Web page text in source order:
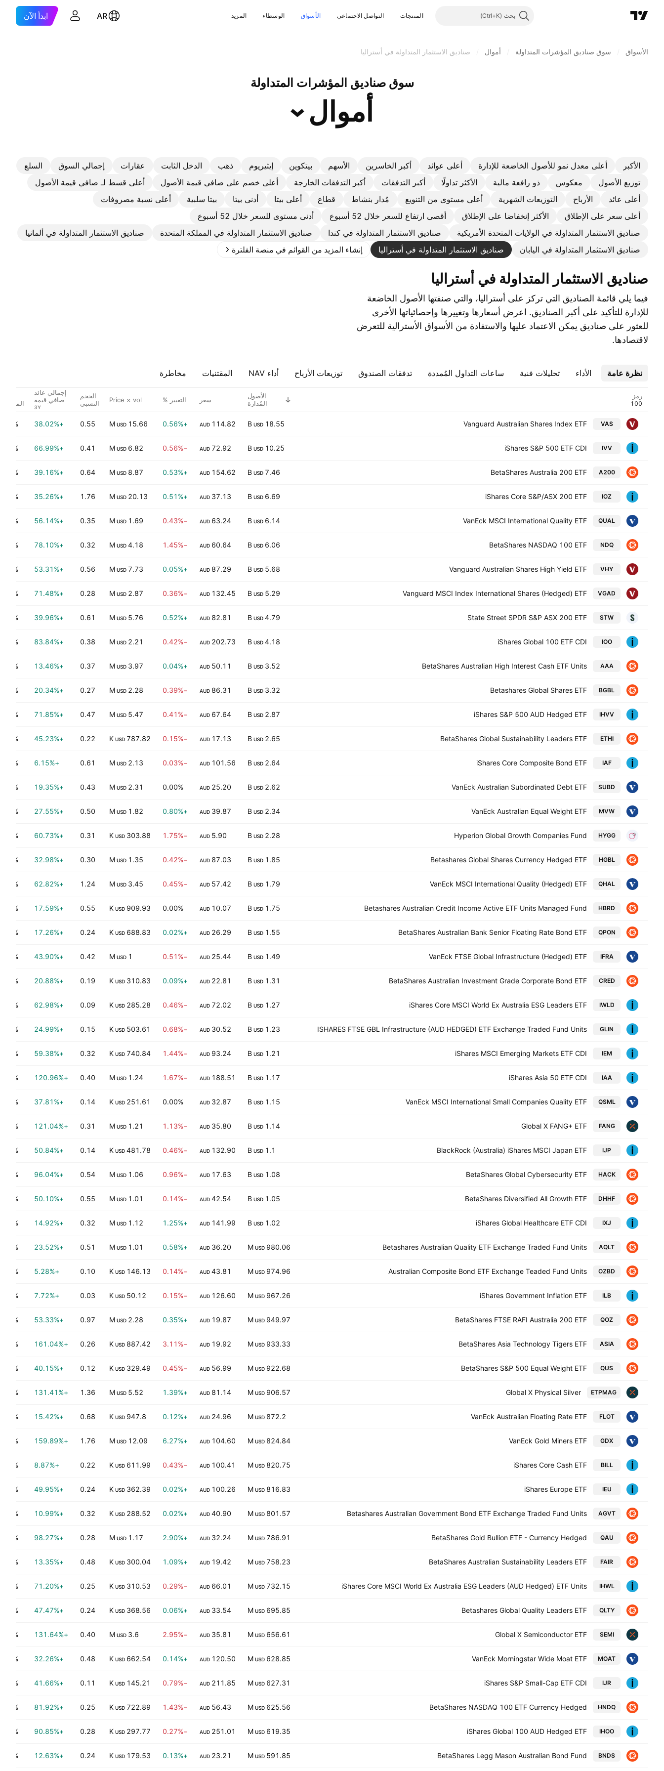
بحث المنتجات التواصل الاجتماعي الأسواق الوسطاء المزيد AR ابدأ الآن
الأسواق سوق صناديق المؤشرات المتداولة أموال صناديق الاستثمار المتداولة في أستراليا
سوق صناديق المؤشرات المتداولة
أموال
الأكبر أعلى معدل نمو للأصول الخاضعة للإدارة أعلى عوائد أكبر الخاسرين الأسهم بيتكوين إيثيريوم ذهب الدخل الثابت عقارات إجمالي السوق
السلع
توزيع الأصول
معكوس ذو رافعة مالية الأكثر تداولًا أكبر التدفقات أكبر التدفقات الخارجة أعلى خصم على صافي قيمة الأصول
أعلى قسط لـ صافي قيمة الأصول
أعلى عائد
الأرباح التوزيعات الشهرية أعلى مستوى من التنويع مُدار بنشاط قطاع أعلى بيتا أدنى بيتا بيتا سلبية
أعلى نسبة مصروفات
أعلى سعر على الإطلاق
الأكثر إنخفاضا على الإطلاق أقصى ارتفاع للسعر خلال 52 أسبوع
أدنى مستوى للسعر خلال 52 أسبوع
صناديق الاستثمار المتداولة في الولايات المتحدة الأمريكية
صناديق الاستثمار المتداولة في كندا صناديق الاستثمار المتداولة في المملكة المتحدة
صناديق الاستثمار المتداولة في ألمانيا
صناديق الاستثمار المتداولة في اليابان
صناديق الاستثمار المتداولة في أستراليا إنشاء المزيد من القوائم في منصة الفلترة
صناديق الاستثمار المتداولة في أستراليا
فيما يلي قائمة الصناديق التي تركز على أستراليا، والتي صنفتها الأصول الخاضعة
للإدارة للتأكيد على أكبر الصناديق. اعرض أسعارها وتغييرها وإحصائياتها الأخرى
للعثور على صناديق يمكن الاعتماد عليها والاستفادة من الأسواق الأسترالية للتعرض
لاقتصادها.
نظرة عامة الأداء تحليلات فنية ساعات التداول المُمددة تدفقات الصندوق توزيعات الأرباح أداء NAV المقتنيات مخاطرة
رمز
الأصول
المُدارة
سعر التغيير % Price × vol
الحجم
النسبي
إجمالي عائد
صافي قيمة
الأصول
VAS
Vanguard Australian Shares Index ETF
18.55 B
USD
114.82
AUD
+0.56%
15.66 M
USD
0.55
+38.02%
IVV
iShares S&P 500 ETF CDI
10.25 B
USD
72.92
AUD
−0.56%
6.82 M
USD
0.41
+66.99%
A200
BetaShares Australia 200 ETF
7.46 B
USD
154.62
AUD
+0.53%
8.87 M
USD
0.64
+39.16%
IOZ
iShares Core S&P/ASX 200 ETF
6.69 B
USD
37.13
AUD
+0.51%
20.13 M
USD
1.76
+35.26%
QUAL
VanEck MSCI International Quality ETF
6.14 B
USD
63.24
AUD
−0.43%
1.69 M
USD
0.35
+56.14%
NDQ
BetaShares NASDAQ 100 ETF
6.06 B
USD
60.64
AUD
−1.45%
4.18 M
USD
0.32
+78.10%
VHY
Vanguard Australian Shares High Yield ETF
5.68 B
USD
87.29
AUD
+0.05%
7.73 M
USD
0.56
+53.31%
VGAD
Vanguard MSCI Index International Shares (Hedged) ETF
5.29 B
USD
132.45
AUD
−0.36%
2.87 M
USD
0.28
+71.48%
STW
State Street SPDR S&P ASX 200 ETF
4.79 B
USD
82.81
AUD
+0.52%
5.76 M
USD
0.61
+39.96%
IOO
iShares Global 100 ETF CDI
4.18 B
USD
202.73
AUD
−0.42%
2.21 M
USD
0.38
+83.84%
AAA
BetaShares Australian High Interest Cash ETF Units
3.52 B
USD
50.11
AUD
+0.04%
3.97 M
USD
0.37
+13.46%
BGBL
Betashares Global Shares ETF
3.32 B
USD
86.31
AUD
−0.39%
2.28 M
USD
0.27
+20.34%
IHVV
iShares S&P 500 AUD Hedged ETF
2.87 B
USD
67.64
AUD
−0.41%
5.47 M
USD
0.47
+71.85%
ETHI
BetaShares Global Sustainability Leaders ETF
2.65 B
USD
17.13
AUD
−0.15%
787.82 K
USD
0.22
+45.23%
IAF
iShares Core Composite Bond ETF
2.64 B
USD
101.56
AUD
−0.03%
2.13 M
USD
0.61
+6.15%
SUBD
VanEck Australian Subordinated Debt ETF
2.62 B
USD
25.20
AUD
0.00%
2.31 M
USD
0.43
+19.35%
MVW
VanEck Australian Equal Weight ETF
2.34 B
USD
39.87
AUD
+0.80%
1.82 M
USD
0.50
+27.55%
HYGG
Hyperion Global Growth Companies Fund
2.28 B
USD
5.90
AUD
−1.75%
303.88 K
USD
0.31
+60.73%
HGBL
Betashares Global Shares Currency Hedged ETF
1.85 B
USD
87.03
AUD
−0.42%
1.35 M
USD
0.30
+32.98%
QHAL
VanEck MSCI International Quality (Hedged) ETF
1.79 B
USD
57.42
AUD
−0.45%
3.45 M
USD
1.24
+62.82%
HBRD
Betashares Australian Credit Income Active ETF Units Managed Fund
1.75 B
USD
10.07
AUD
0.00%
909.93 K
USD
0.55
+17.59%
QPON
BetaShares Australian Bank Senior Floating Rate Bond ETF
1.55 B
USD
26.29
AUD
+0.02%
688.83 K
USD
0.24
+17.26%
IFRA
VanEck FTSE Global Infrastructure (Hedged) ETF
1.49 B
USD
25.44
AUD
−0.51%
1 M
USD
0.42
+43.90%
CRED
BetaShares Australian Investment Grade Corporate Bond ETF
1.31 B
USD
22.81
AUD
+0.09%
310.83 K
USD
0.19
+20.88%
IWLD
iShares Core MSCI World Ex Australia ESG Leaders ETF
1.27 B
USD
72.02
AUD
−0.46%
285.28 K
USD
0.09
+62.98%
GLIN
ISHARES FTSE GBL Infrastructure (AUD HEDGED) ETF Exchange Traded Fund Units
1.23 B
USD
30.52
AUD
−0.68%
503.61 K
USD
0.15
+24.99%
IEM
iShares MSCI Emerging Markets ETF CDI
1.21 B
USD
93.24
AUD
−1.44%
740.84 K
USD
0.32
+59.38%
IAA
iShares Asia 50 ETF CDI
1.17 B
USD
188.51
AUD
−1.67%
1.24 M
USD
0.40
+120.96%
QSML
VanEck MSCI International Small Companies Quality ETF
1.15 B
USD
32.87
AUD
0.00%
251.61 K
USD
0.14
+37.81%
FANG
Global X FANG+ ETF
1.14 B
USD
35.80
AUD
−1.13%
1.21 M
USD
0.31
+121.04%
IJP
BlackRock (Australia) iShares MSCI Japan ETF
1.1 B
USD
132.90
AUD
−0.46%
481.78 K
USD
0.14
+50.84%
HACK
BetaShares Global Cybersecurity ETF
1.08 B
USD
17.63
AUD
−0.96%
1.06 M
USD
0.54
+96.04%
DHHF
BetaShares Diversified All Growth ETF
1.05 B
USD
42.54
AUD
−0.14%
1.01 M
USD
0.55
+50.10%
IXJ
iShares Global Healthcare ETF CDI
1.02 B
USD
141.99
AUD
+1.25%
1.12 M
USD
0.32
+14.92%
AQLT
Betashares Australian Quality ETF Exchange Traded Fund Units
980.06 M
USD
36.20
AUD
+0.58%
1.01 M
USD
0.51
+23.52%
OZBD
Australian Composite Bond ETF Exchange Teaded Fund Units
974.96 M
USD
43.81
AUD
−0.14%
146.13 K
USD
0.10
+5.28%
ILB
iShares Government Inflation ETF
967.26 M
USD
126.60
AUD
−0.15%
50.12 K
USD
0.03
+7.72%
QOZ
BetaShares FTSE RAFI Australia 200 ETF
949.97 M
USD
19.87
AUD
+0.35%
2.28 M
USD
0.97
+53.33%
ASIA
BetaShares Asia Technology Tigers ETF
933.33 M
USD
19.92
AUD
−3.11%
887.42 K
USD
0.26
+161.04%
QUS
BetaShares S&P 500 Equal Weight ETF
922.68 M
USD
56.99
AUD
−0.45%
329.49 K
USD
0.12
+40.15%
ETPMAG
Global X Physical Silver
906.57 M
USD
81.14
AUD
+1.39%
5.52 M
USD
1.36
+131.41%
FLOT
VanEck Australian Floating Rate ETF
872.2 M
USD
24.96
AUD
+0.12%
947.8 K
USD
0.68
+15.42%
GDX
VanEck Gold Miners ETF
824.84 M
USD
104.60
AUD
+6.27%
12.09 M
USD
1.76
+159.89%
BILL
iShares Core Cash ETF
820.75 M
USD
100.41
AUD
−0.43%
611.99 K
USD
0.22
+8.87%
IEU
iShares Europe ETF
816.83 M
USD
100.26
AUD
+0.02%
362.39 K
USD
0.24
+49.95%
AGVT
Betashares Australian Government Bond ETF Exchange Traded Fund Units
801.57 M
USD
40.90
AUD
+0.02%
288.52 K
USD
0.32
+10.99%
QAU
BetaShares Gold Bullion ETF - Currency Hedged
786.91 M
USD
32.24
AUD
+2.90%
1.17 M
USD
0.28
+98.27%
FAIR
BetaShares Australian Sustainability Leaders ETF
758.23 M
USD
19.42
AUD
+1.09%
300.04 K
USD
0.48
+13.35%
IHWL
iShares Core MSCI World Ex Australia ESG Leaders (AUD Hedged) ETF Units
732.15 M
USD
66.01
AUD
−0.29%
310.53 K
USD
0.25
+71.20%
QLTY
Betashares Global Quality Leaders ETF
695.85 M
USD
33.54
AUD
+0.06%
368.56 K
USD
0.24
+47.47%
SEMI
Global X Semiconductor ETF
656.61 M
USD
35.81
AUD
−2.95%
3.6 M
USD
0.40
+131.64%
MOAT
VanEck Morningstar Wide Moat ETF
628.85 M
USD
120.50
AUD
+0.14%
662.54 K
USD
0.48
+32.26%
IJR
iShares S&P Small-Cap ETF CDI
627.31 M
USD
211.85
AUD
−0.79%
145.21 K
USD
0.11
+41.66%
HNDQ
BetaShares NASDAQ 100 ETF Currency Hedged
625.56 M
USD
56.43
AUD
−1.43%
722.89 K
USD
0.25
+81.92%
IHOO
iShares Global 100 AUD Hedged ETF
619.35 M
USD
251.01
AUD
−0.27%
297.77 K
USD
0.28
+90.85%
BNDS
BetaShares Legg Mason Australian Bond Fund
591.85 M
USD
23.21
AUD
+0.13%
179.53 K
USD
0.24
+12.63%